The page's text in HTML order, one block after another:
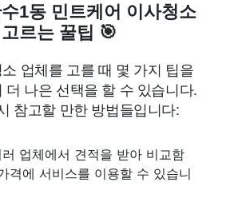
1동 민트케어 이사청소
르는 꿀팁 🎯
업체를 고를 때 몇 가지 팁을
더 나은 선택을 할 수 있습니다.
참고할 만한 방법들입니다:
러 업체에서 견적을 받아 비교함
격에 서비스를 이용할 수 있습니